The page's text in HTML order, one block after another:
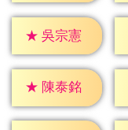
★ 吳宗憲
★ 陳泰銘